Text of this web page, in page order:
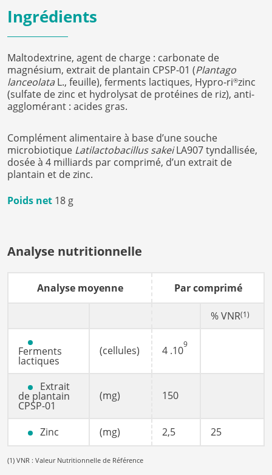
Ingrédients
Maltodextrine, agent de charge : carbonate de
magnésium, extrait de plantain CPSP-01 (Plantago
lanceolataL., feuille), ferments lactiques, Hypro-ri®zinc
(sulfate de zinc et hydrolysat de protéines de riz), anti-
agglomérant : acides gras.
Complément alimentaire à base d’une souche
microbiotique Latilactobacillus sakeiLA907 tyndallisée,
dosée à 4 milliards par comprimé, d’un extrait de
plantain et de zinc.
Poids net 18 g
Analyse nutritionnelle
Analyse moyenne Par comprimé
% VNR(1)
Ferments
lactiques
(cellules) 4 .109
Extrait
de plantain
CPSP-01
(mg) 150
Zinc (mg) 2,5 25
(1) VNR : Valeur Nutritionnelle de Référence